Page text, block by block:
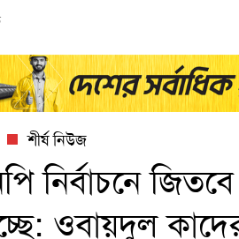
শীর্ষ নিউজ
নির্বাচনে
ওবায়দুল